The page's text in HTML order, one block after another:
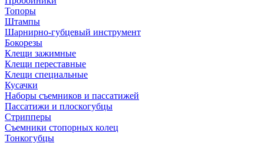
Топоры
Штампы
Шарнирно-губцевый инструмент
Бокорезы
Клещи зажимные
Клещи переставные
Клещи специальные
Кусачки
Наборы съемников и пассатижей
Пассатижи и плоскогубцы
Стрипперы
Съемники стопорных колец
Тонкогубцы